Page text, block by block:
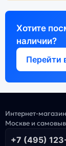
Хотите
наличии?
Перейти
Интернет-
Москве и
+7 (495)